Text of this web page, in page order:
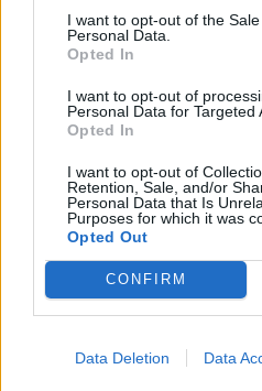
I want to opt-out of the
Personal Data.
Opted In
I want to opt-out of
Personal Data for Targeted
Opted In
I want to opt-out of
Retention, Sale, and/or
Personal Data that Is
Purposes for which it was
Opted Out
CONFIRM
Data Deletion Data
Δηλαδή στον πάγκο απλός
Τη ζωή μου κοιτάζω να
Κι εσύ σφυρίζεις τέλος
Δηλαδή μιλάς σοβαρά πως
Δηλαδή στ’ αλήθεια το λες
Τι κοιτάς όσο πάει πιο
Μπήξε μου κι έλα δείξε μου
Έλα και δείξε μου πως να